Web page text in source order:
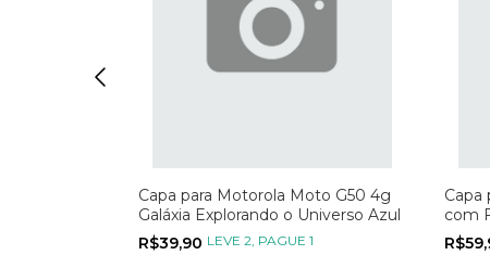
Capa para Motorola Moto G50 4g
Galáxia Explorando o Universo Azul
R$39,90 LEVE 2, PAGUE 1
Capa
com